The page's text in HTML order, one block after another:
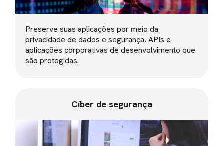
Preserve suas aplicações por meio da
privacidade de dados e segurança, APIs e
aplicações corporativas de desenvolvimento que
são protegidas.
Cíber de segurança